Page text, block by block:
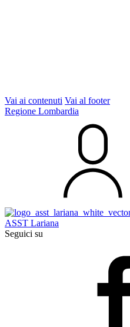
Vai ai contenuti Vai al footer
Regione Lombardia
ASST Lariana
Seguici su